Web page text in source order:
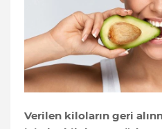
Verilen kiloların geri